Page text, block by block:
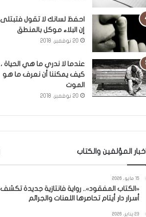
احفظ لسانك لا تقول فتبتلى
إن البلاء موكل بالمنطق
20 نوفمبر، 2018
عندما لا ندري ما هي الحياة ،
كيف يمكننا أن نعرف ما هو
الموت
20 نوفمبر، 2018
اخبار المؤلفين والكتاب
15 مايو، 2026
«الكتاب المفقود».. رواية فانتازية جديدة تكشف
أسرار دار أيتام تحاصرها اللعنات والجرائم
23 يناير، 2026